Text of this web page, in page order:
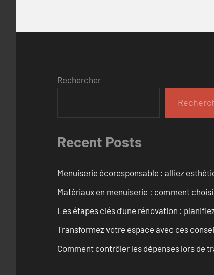
Rechercher
Recent Posts
Menuiserie écoresponsable : alliez
Matériaux en menuiserie : comment
Les étapes clés d’une rénovation :
Transformez votre espace avec ces
Comment contrôler les dépenses lors de